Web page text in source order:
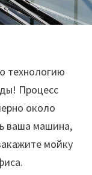
технологию
Процесс
около
ваша машина,
мойку